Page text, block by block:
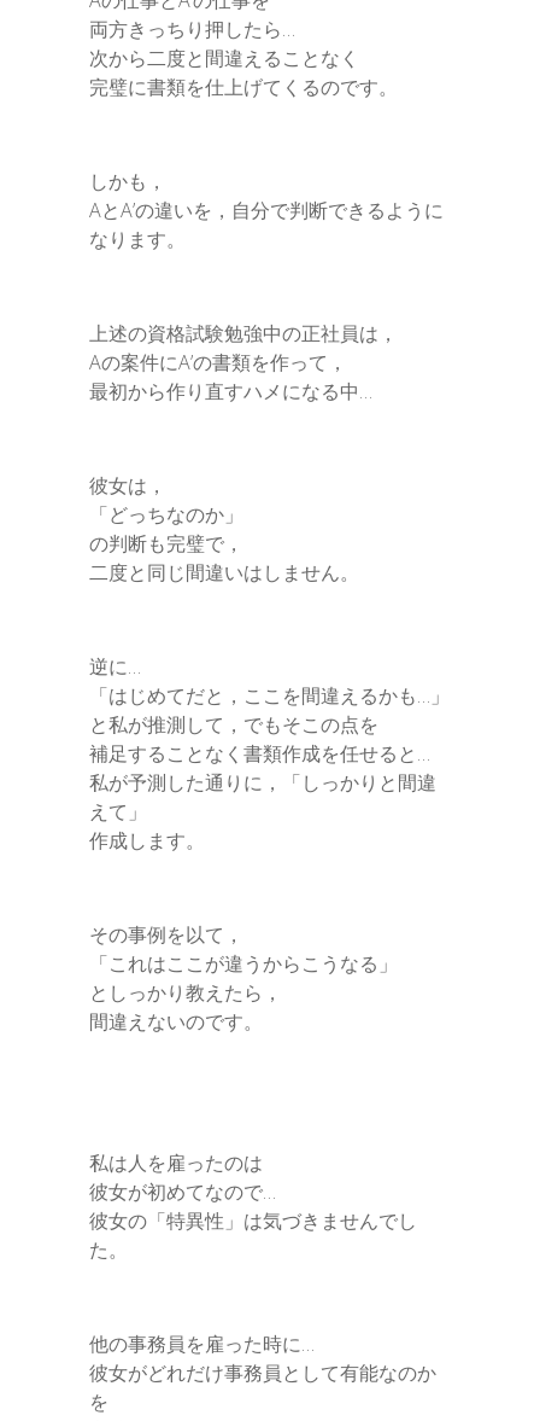
両方きっちり押したら…
次から二度と間違えることなく
完璧に書類を仕上げてくるのです。
しかも，
AとA’の違いを，自分で判断できるように
なります。
上述の資格試験勉強中の正社員は，
Aの案件にA’の書類を作って，
最初から作り直すハメになる中…
彼女は，
「どっちなのか」
の判断も完璧で，
二度と同じ間違いはしません。
逆に…
「はじめてだと，ここを間違えるかも…」
と私が推測して，でもそこの点を
補足することなく書類作成を任せると…
私が予測した通りに，「しっかりと間違
えて」
作成します。
その事例を以て，
「これはここが違うからこうなる」
としっかり教えたら，
間違えないのです。
私は人を雇ったのは
彼女が初めてなので…
彼女の「特異性」は気づきませんでし
た。
他の事務員を雇った時に…
彼女がどれだけ事務員として有能なのか
を